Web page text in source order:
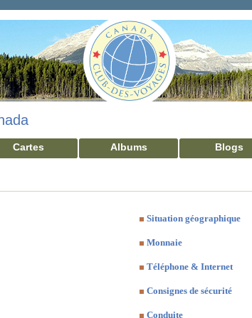
Cartes Albums Blogs
Situation géographique
Monnaie
Téléphone & Internet
Consignes de sécurité
Conduite